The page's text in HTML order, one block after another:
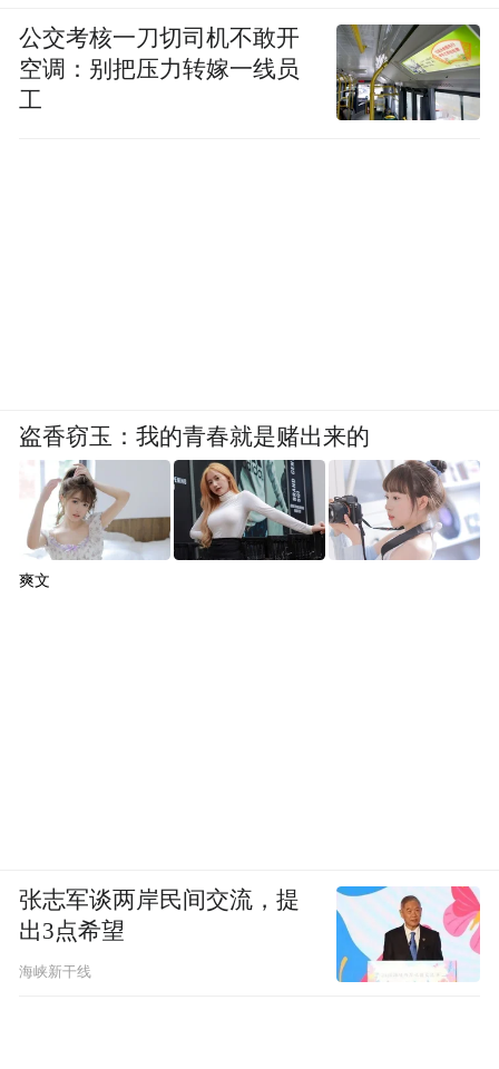
公交考核一刀切司机不敢开
空调：别把压力转嫁一线员
工
盗香窃玉：我的青春就是赌出来的
爽文
张志军谈两岸民间交流，提
出3点希望
海峡新干线